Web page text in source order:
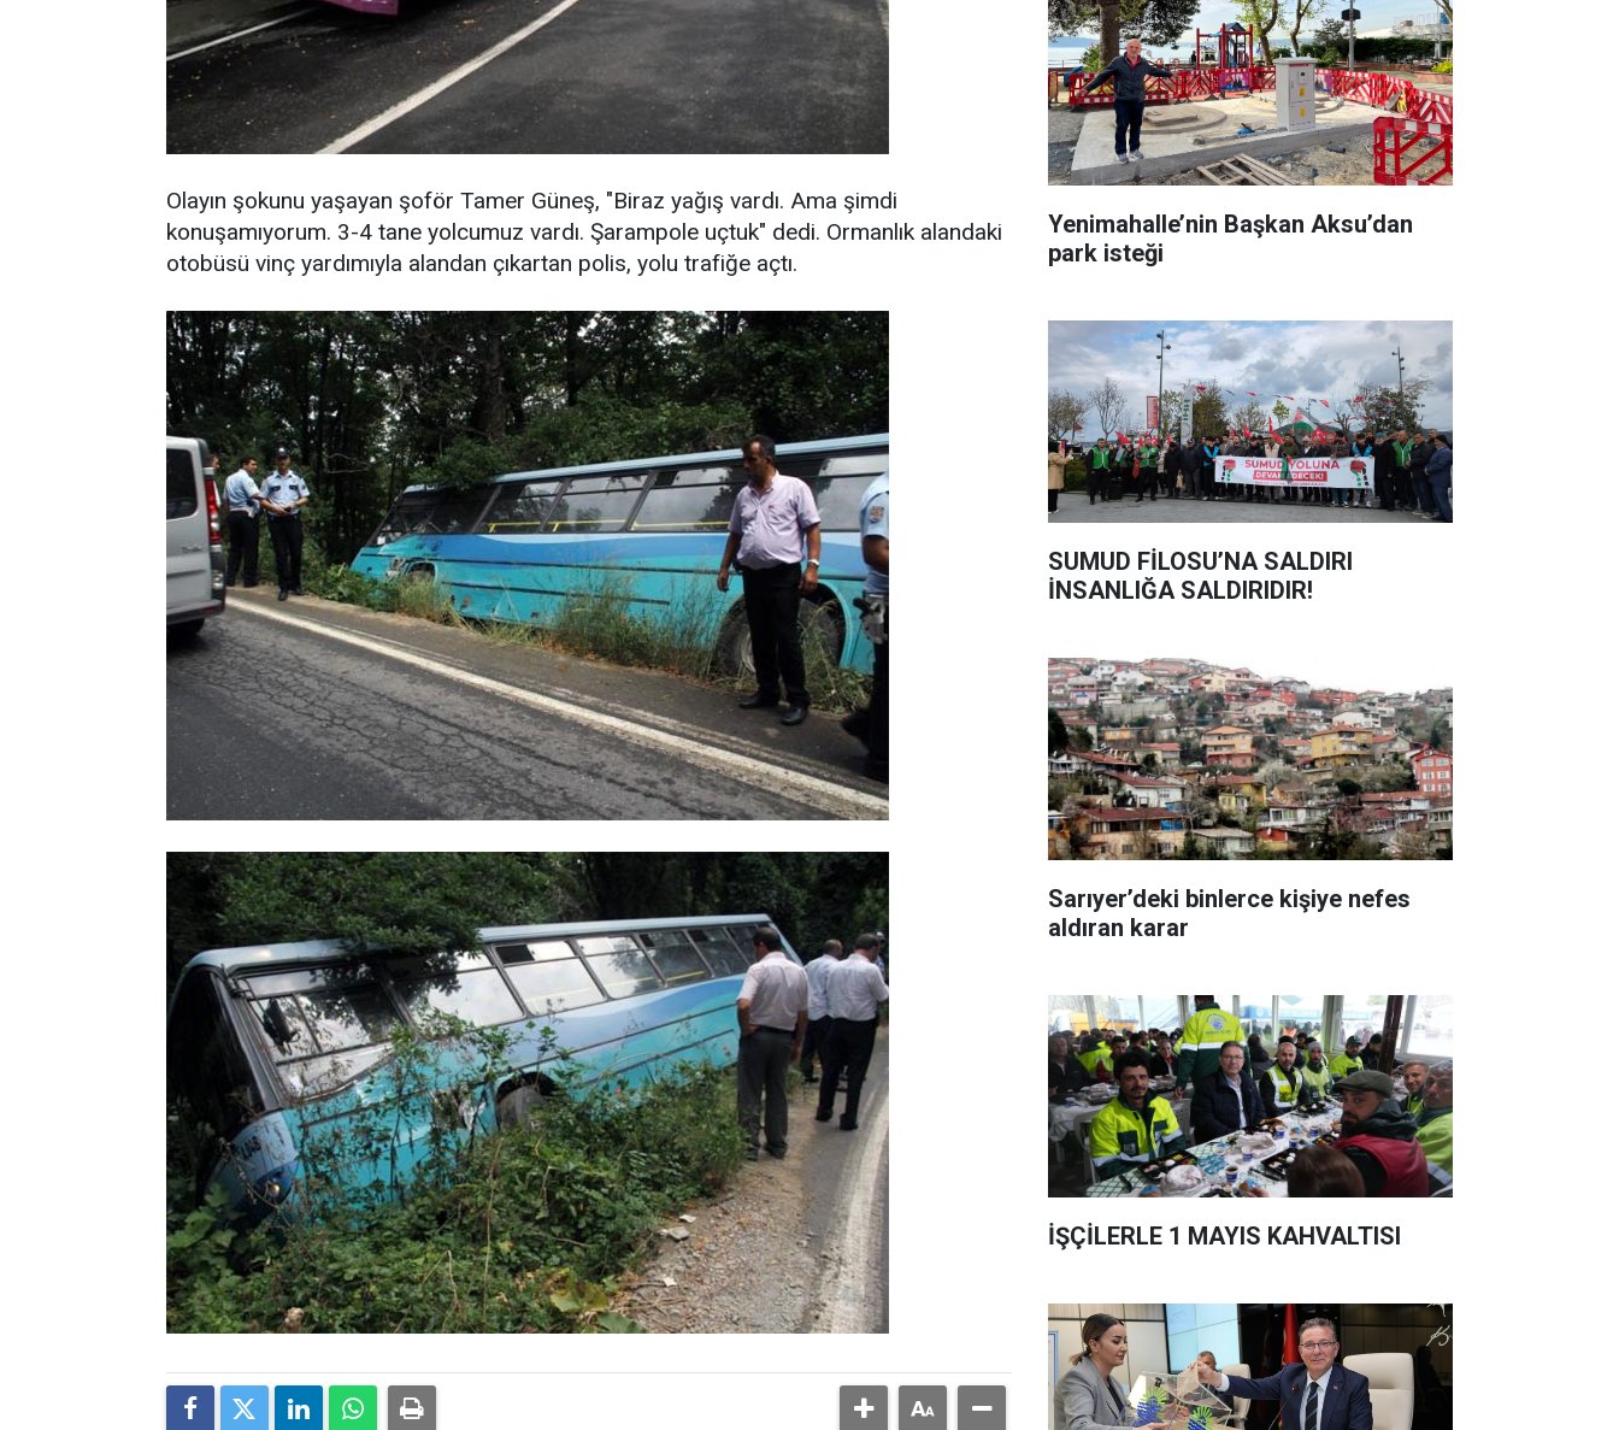
Olayın şokunu yaşayan şoför Tamer Güneş, "Biraz yağış vardı. Ama şimdi
konuşamıyorum. 3-4 tane yolcumuz vardı. Şarampole uçtuk" dedi. Ormanlık alandaki
otobüsü vinç yardımıyla alandan çıkartan polis, yolu trafiğe açtı.
Yenimahalle’nin Başkan Aksu’dan
park isteği
SUMUD FİLOSU’NA SALDIRI
İNSANLIĞA SALDIRIDIR!
Sarıyer’deki binlerce kişiye nefes
aldıran karar
İŞÇİLERLE 1 MAYIS KAHVALTISI